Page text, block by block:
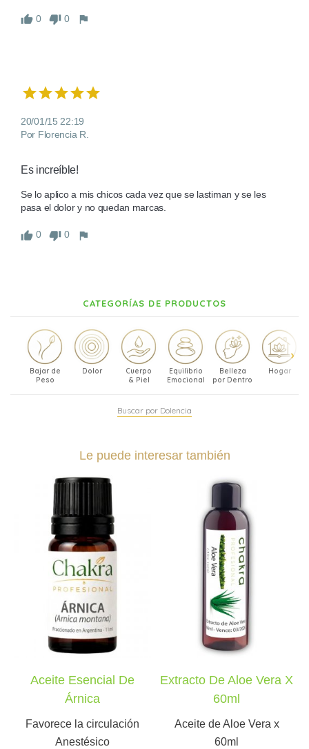
0 0
20/01/15 22:19
Por Florencia R.
Es increíble!
Se lo aplico a mis chicos cada vez que se lastiman y se les
pasa el dolor y no quedan marcas.
0 0
CATEGORÍAS DE PRODUCTOS
Bajar de
Peso
Dolor
Cuerpo
& Piel
Equilibrio
Emocional
Belleza
por Dentro
Hogar
Buscar por Dolencia
Le puede interesar también
Aceite Esencial De
Árnica
Favorece la circulación
Anestésico
Extracto De Aloe Vera X
60ml
Aceite de Aloe Vera x
60ml